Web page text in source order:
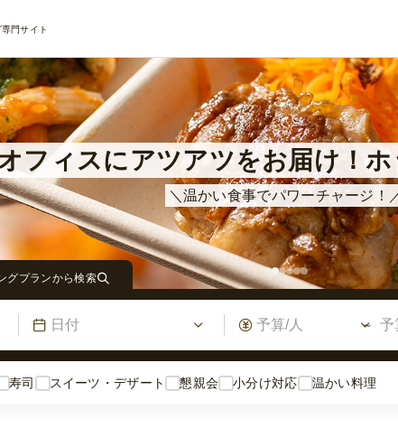
門サイト
ーティーにおすすめのケータ
乾杯をもっとスマートに！
料理と一緒に楽しむドリンクを紹
フィスにアツアツをお届け！
＼温かい食事でパワーチャージ！
オフィスや自宅でランチパ
仲間と楽しむオードブルをご紹介
グプランから検索
日付
寿司 スイーツ・デザート 懇親会 小分け対応 温かい料理